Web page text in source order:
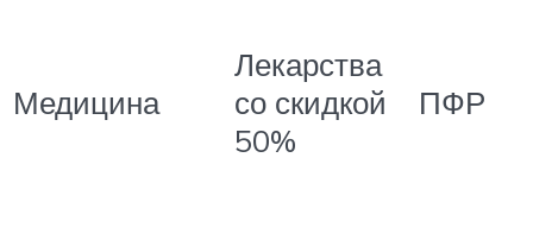
Медицина
Лекарства
со скидкой
50%
ПФР